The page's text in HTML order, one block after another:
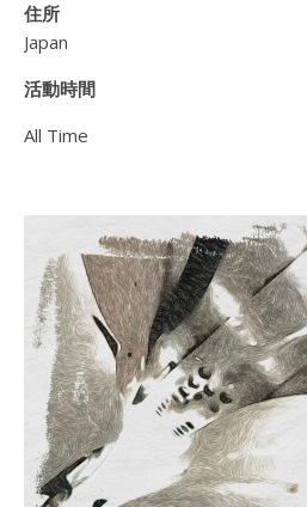
住所
Japan
活動時間
All Time